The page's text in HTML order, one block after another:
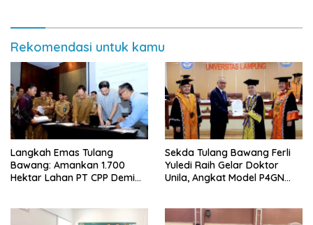
Rekomendasi untuk kamu
Langkah Emas Tulang
Bawang: Amankan 1.700
Hektar Lahan PT CPP Demi
Sekda Tulang Bawang Ferli
Yuledi Raih Gelar Doktor
Unila, Angkat Model P4GN